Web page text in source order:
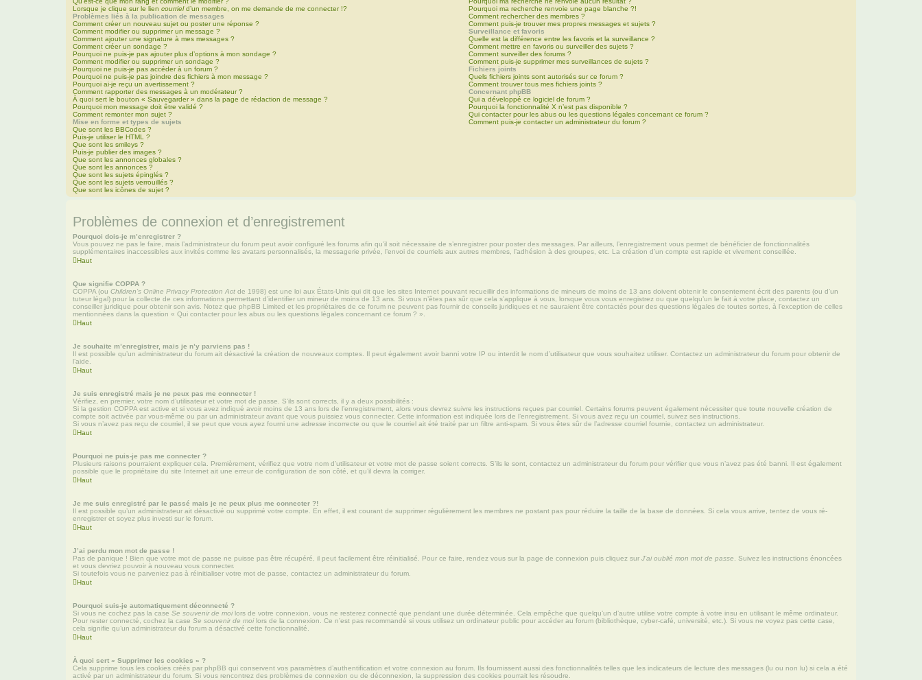
Lorsque je clique sur le lien courrield’un membre, on me demande de me connecter !?
Problèmes liés à la publication de messages
Comment créer un nouveau sujet ou poster une réponse ?
Comment modifier ou supprimer un message ?
Comment ajouter une signature à mes messages ?
Comment créer un sondage ?
Pourquoi ne puis-je pas ajouter plus d’options à mon sondage ?
Comment modifier ou supprimer un sondage ?
Pourquoi ne puis-je pas accéder à un forum ?
Pourquoi ne puis-je pas joindre des fichiers à mon message ?
Pourquoi ai-je reçu un avertissement ?
Comment rapporter des messages à un modérateur ?
À quoi sert le bouton « Sauvegarder » dans la page de rédaction de message ?
Pourquoi mon message doit être validé ?
Comment remonter mon sujet ?
Mise en forme et types de sujets
Que sont les BBCodes ?
Puis-je utiliser le HTML ?
Que sont les smileys ?
Puis-je publier des images ?
Que sont les annonces globales ?
Que sont les annonces ?
Que sont les sujets épinglés ?
Que sont les sujets verrouillés ?
Que sont les icônes de sujet ?
Pourquoi ma recherche renvoie une page blanche ?!
Comment rechercher des membres ?
Comment puis-je trouver mes propres messages et sujets ?
Surveillance et favoris
Quelle est la différence entre les favoris et la surveillance ?
Comment mettre en favoris ou surveiller des sujets ?
Comment surveiller des forums ?
Comment puis-je supprimer mes surveillances de sujets ?
Fichiers joints
Quels fichiers joints sont autorisés sur ce forum ?
Comment trouver tous mes fichiers joints ?
Concernant phpBB
Qui a développé ce logiciel de forum ?
Pourquoi la fonctionnalité X n’est pas disponible ?
Qui contacter pour les abus ou les questions légales concernant ce forum ?
Comment puis-je contacter un administrateur du forum ?
Problèmes de connexion et d’enregistrement
Pourquoi dois-je m’enregistrer ?
Vous pouvez ne pas le faire, mais l’administrateur du forum peut avoir configuré les forums afin qu’il soit nécessaire de s’enregistrer pour poster des messages. Par ailleurs, l’enregistrement vous permet de bénéficier de fonctionnalités
supplémentaires inaccessibles aux invités comme les avatars personnalisés, la messagerie privée, l’envoi de courriels aux autres membres, l’adhésion à des groupes, etc. La création d’un compte est rapide et vivement conseillée.
Haut
Que signifie COPPA ?
COPPA (ou Children’s Online Privacy Protection Act de 1998) est une loi aux États-Unis qui dit que les sites Internet pouvant recueillir des informations de mineurs de moins de 13 ans doivent obtenir le consentement écrit des parents (ou d’un
tuteur légal) pour la collecte de ces informations permettant d’identifier un mineur de moins de 13 ans. Si vous n’êtes pas sûr que cela s’applique à vous, lorsque vous vous enregistrez ou que quelqu’un le fait à votre place, contactez un
conseiller juridique pour obtenir son avis. Notez que phpBB Limited et les propriétaires de ce forum ne peuvent pas fournir de conseils juridiques et ne sauraient être contactés pour des questions légales de toutes sortes, à l’exception de celles
mentionnées dans la question « Qui contacter pour les abus ou les questions légales concernant ce forum ? ».
Haut
Je souhaite m’enregistrer, mais je n’y parviens pas !
Il est possible qu’un administrateur du forum ait désactivé la création de nouveaux comptes. Il peut également avoir banni votre IP ou interdit le nom d’utilisateur que vous souhaitez utiliser. Contactez un administrateur du forum pour obtenir de
l’aide.
Haut
Je suis enregistré mais je ne peux pas me connecter !
Vérifiez, en premier, votre nom d’utilisateur et votre mot de passe. S’ils sont corrects, il y a deux possibilités :
Si la gestion COPPA est active et si vous avez indiqué avoir moins de 13 ans lors de l’enregistrement, alors vous devrez suivre les instructions reçues par courriel. Certains forums peuvent également nécessiter que toute nouvelle création de
compte soit activée par vous-même ou par un administrateur avant que vous puissiez vous connecter. Cette information est indiquée lors de l’enregistrement. Si vous avez reçu un courriel, suivez ses instructions.
Si vous n’avez pas reçu de courriel, il se peut que vous ayez fourni une adresse incorrecte ou que le courriel ait été traité par un filtre anti-spam. Si vous êtes sûr de l’adresse courriel fournie, contactez un administrateur.
Haut
Pourquoi ne puis-je pas me connecter ?
Plusieurs raisons pourraient expliquer cela. Premièrement, vérifiez que votre nom d’utilisateur et votre mot de passe soient corrects. S’ils le sont, contactez un administrateur du forum pour vérifier que vous n’avez pas été banni. Il est également
possible que le propriétaire du site Internet ait une erreur de configuration de son côté, et qu’il devra la corriger.
Haut
Je me suis enregistré par le passé mais je ne peux plus me connecter ?!
Il est possible qu’un administrateur ait désactivé ou supprimé votre compte. En effet, il est courant de supprimer régulièrement les membres ne postant pas pour réduire la taille de la base de données. Si cela vous arrive, tentez de vous ré-
enregistrer et soyez plus investi sur le forum.
Haut
J’ai perdu mon mot de passe !
Pas de panique ! Bien que votre mot de passe ne puisse pas être récupéré, il peut facilement être réinitialisé. Pour ce faire, rendez vous sur la page de connexion puis cliquez sur J’ai oublié mon mot de passe . Suivez les instructions énoncées
et vous devriez pouvoir à nouveau vous connecter.
Si toutefois vous ne parveniez pas à réinitialiser votre mot de passe, contactez un administrateur du forum.
Haut
Pourquoi suis-je automatiquement déconnecté ?
Si vous ne cochez pas la case Se souvenir de moilors de votre connexion, vous ne resterez connecté que pendant une durée déterminée. Cela empêche que quelqu’un d’autre utilise votre compte à votre insu en utilisant le même ordinateur.
Pour rester connecté, cochez la case Se souvenir de moilors de la connexion. Ce n’est pas recommandé si vous utilisez un ordinateur public pour accéder au forum (bibliothèque, cyber-café, université, etc.). Si vous ne voyez pas cette case,
cela signifie qu’un administrateur du forum a désactivé cette fonctionnalité.
Haut
À quoi sert « Supprimer les cookies » ?
Cela supprime tous les cookies créés par phpBB qui conservent vos paramètres d’authentification et votre connexion au forum. Ils fournissent aussi des fonctionnalités telles que les indicateurs de lecture des messages (lu ou non lu) si cela a été
activé par un administrateur du forum. Si vous rencontrez des problèmes de connexion ou de déconnexion, la suppression des cookies pourrait les résoudre.